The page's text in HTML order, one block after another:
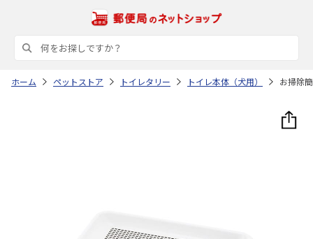
ホーム ペットストア トイレタリー トイレ本体（犬用） お掃除